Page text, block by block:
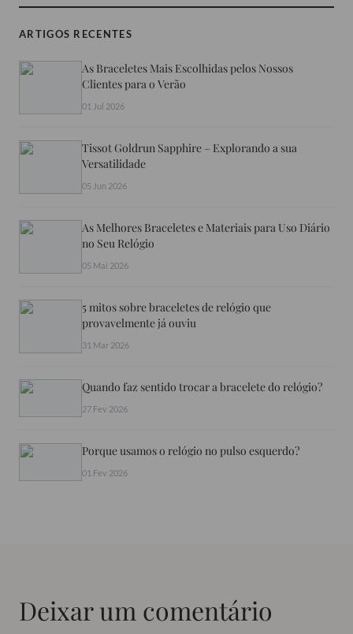
ARTIGOS RECENTES
As Braceletes Mais Escolhidas pelos Nossos
Clientes para o Verão
01 Jul 2026
Tissot Goldrun Sapphire – Explorando a sua
Versatilidade
05 Jun 2026
As Melhores Braceletes e Materiais para Uso Diário
no Seu Relógio
05 Mai 2026
5 mitos sobre braceletes de relógio que
provavelmente já ouviu
31 Mar 2026
Quando faz sentido trocar a bracelete do relógio?
27 Fev 2026
Porque usamos o relógio no pulso esquerdo?
01 Fev 2026
Deixar um comentário